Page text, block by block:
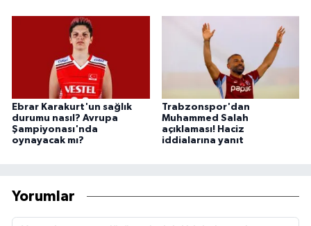
Ebrar Karakurt'un sağlık
durumu nasıl? Avrupa
Şampiyonası'nda
oynayacak mı?
Trabzonspor'dan
Muhammed Salah
açıklaması! Haciz
iddialarına yanıt
Yorumlar